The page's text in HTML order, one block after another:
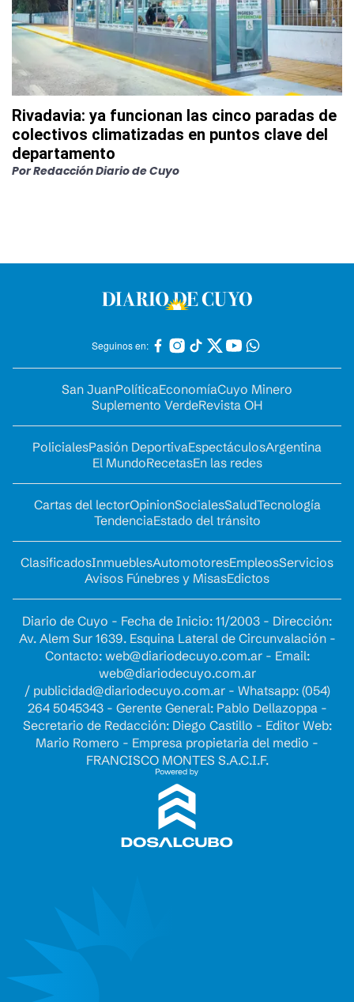
Rivadavia: ya funcionan las cinco paradas de
colectivos climatizadas en puntos clave del
departamento
PorRedacción Diario de Cuyo
Seguinos en:
San JuanPolíticaEconomíaCuyo Minero
Suplemento VerdeRevista OH
PolicialesPasión DeportivaEspectáculosArgentina
El MundoRecetasEn las redes
Cartas del lectorOpinionSocialesSaludTecnología
TendenciaEstado del tránsito
ClasificadosInmueblesAutomotoresEmpleosServicios
Avisos Fúnebres y MisasEdictos
Diario de Cuyo - Fecha de Inicio: 11/2003 - Dirección:
Av. Alem Sur 1639. Esquina Lateral de Circunvalación -
Contacto: web@diariodecuyo.com.ar- Email:
web@diariodecuyo.com.ar
/ publicidad@diariodecuyo.com.ar- Whatsapp: (054)
264 5045343 - Gerente General: Pablo Dellazoppa -
Secretario de Redacción: Diego Castillo - Editor Web:
Mario Romero - Empresa propietaria del medio -
FRANCISCO MONTES S.A.C.I.F.